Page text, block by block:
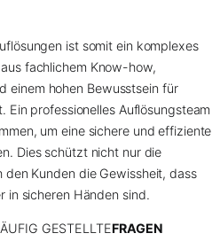
ist somit ein komplexes
fachlichem Know-how,
einem hohen Bewusstsein für
Ein professionelles Auflösungsteam
um eine sichere und effiziente
Dies schützt nicht nur die
Kunden die Gewissheit, dass
in sicheren Händen sind.
GESTELLTEFRAGEN